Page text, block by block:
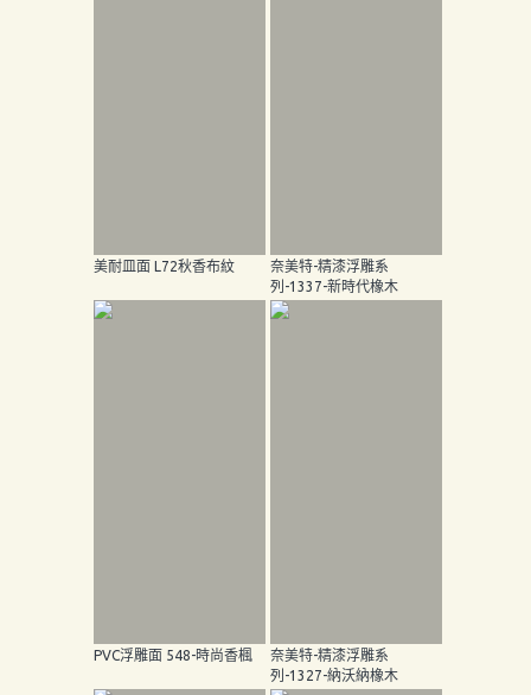
美耐皿面 L72秋香布紋
奈美特-精漆浮雕系
列-1337-新時代橡木
PVC浮雕面 548-時尚香楓
奈美特-精漆浮雕系
列-1327-納沃納橡木